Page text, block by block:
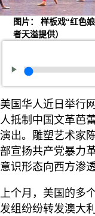
图片： 样板戏“红色
者天溢提供）
美国华人近日举行
人抵制中国文革芭
演出。雕塑艺术家
部宣扬共产党暴力
意识形态向西方渗
上个月，美国的多
发组纷纷转发澳大